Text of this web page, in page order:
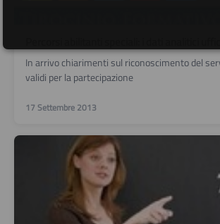
In arrivo chiarimenti sul riconoscimento del
validi per la partecipazione
17 Settembre 2013